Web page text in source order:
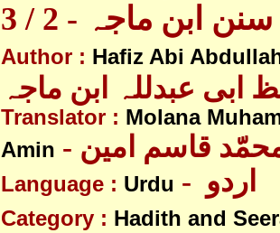
سنن ابن ماجہ - 2 / 3
Author : Hafiz Abi
ابی عبدللہ ابن ماجہ
Translator : Molana
Amin
محمّد قاسم امین
Language : Urdu
Category : Hadith and